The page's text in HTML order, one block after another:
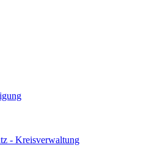
- Kreisverwaltung